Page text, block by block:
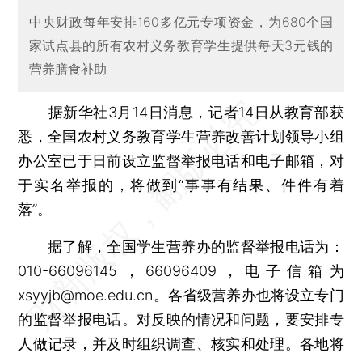
中央财政每年安排160多亿元专项资金，为680个国
家试点县的所有农村义务教育学生提供每天3元钱的
营养膳食补助
据新华社3月14日消息，记者14日从教育部获
悉，全国农村义务教育学生营养改善计划领导小组
办公室已于日前设立监督举报电话和电子邮箱，对
于实名举报的，将做到“事事有结果、件件有着
落”。
据了解，全国学生营养办的监督举报电话为：
010-66096145，66096409，电子信箱为
xsyyjb@moe.edu.cn。各省级营养办也将设立专门
的监督举报电话。对反映的情况和问题，要安排专
人做记录，并及时组织调查、核实和处理。各地将